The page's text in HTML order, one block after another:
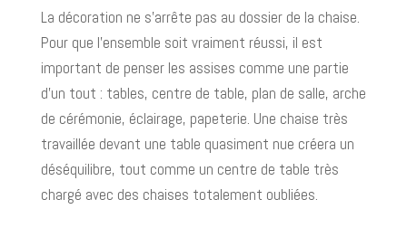
La décoration ne s’arrête pas au dossier de la chaise.
Pour que l’ensemble soit vraiment réussi, il est
important de penser les assises comme une partie
d’un tout : tables, centre de table, plan de salle, arche
de cérémonie, éclairage, papeterie. Une chaise très
travaillée devant une table quasiment nue créera un
déséquilibre, tout comme un centre de table très
chargé avec des chaises totalement oubliées.